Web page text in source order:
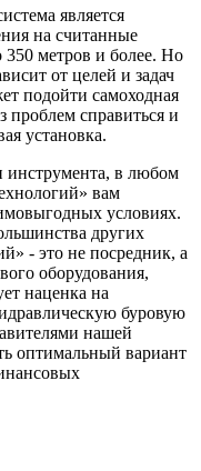
является
на считанные
350 метров и более. Но
от целей и задач
подойти самоходная
проблем справиться и
установка.
инструмента, в любом
вам
условиях.
других
- это не посредник, а
оборудования,
наценка на
буровую
нашей
оптимальный вариант